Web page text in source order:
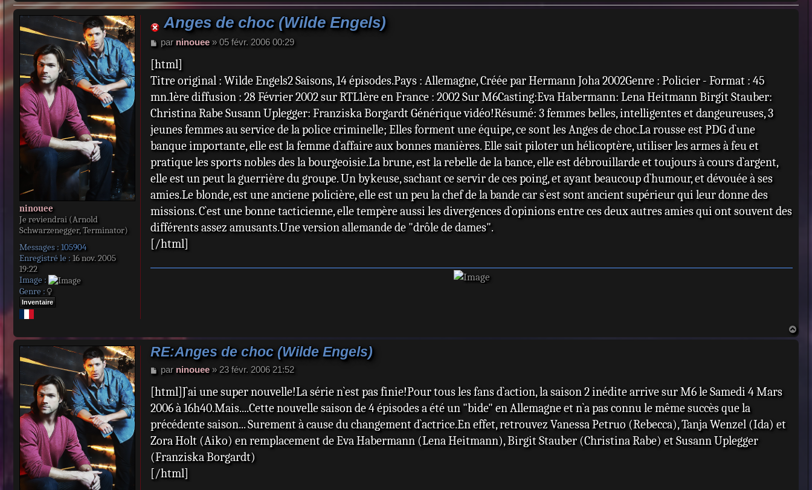
ninouee
Je reviendrai (Arnold
Schwarzenegger, Terminator)
Messages : 105904
Enregistré le : 16 nov. 2005
19:22
Image :
Genre :
Inventaire
Anges de choc (Wilde Engels)
M
s
s
a
g
e
par ninouee» 05 févr. 2006 00:29
[html]
Titre original : Wilde Engels2 Saisons, 14 épisodes.Pays : Allemagne, Créée par Hermann Joha 2002Genre : Policier - Format : 45
mn.1ère diffusion : 28 Février 2002 sur RTL1ère en France : 2002 Sur M6Casting:Eva Habermann: Lena Heitmann Birgit Stauber:
Christina Rabe Susann Uplegger: Franziska Borgardt Générique vidéo!Résumé: 3 femmes belles, intelligentes et dangeureuses, 3
jeunes femmes au service de la police criminelle; Elles forment une équipe, ce sont les Anges de choc.La rousse est PDG d`une
banque importante, elle est la femme d`affaire aux bonnes manières. Elle sait piloter un hélicoptère, utiliser les armes à feu et
pratique les sports nobles des la bourgeoisie.La brune, est la rebelle de la bance, elle est débrouillarde et toujours à cours d`argent,
elle est un peut la guerrière du groupe. Un bykeuse, sachant ce servir de ces poing, et ayant beaucoup d`humour, et dévouée à ses
amies.Le blonde, est une anciene policière, elle est un peu la chef de la bande car s`est sont ancient supérieur qui leur donne des
missions. C`est une bonne tacticienne, elle tempère aussi les divergences d`opinions entre ces deux autres amies qui ont souvent des
différents assez amusants.Une version allemande de "drôle de dames".
[/html]
a
RE:Anges de choc (Wilde Engels)
M
s
s
a
g
par ninouee» 23 févr. 2006 21:52
[html]J`ai une super nouvelle!La série n`est pas finie!Pour tous les fans d`action, la saison 2 inédite arrive sur M6 le Samedi 4 Mars
2006 à 16h40.Mais....Cette nouvelle saison de 4 épisodes a été un "bide" en Allemagne et n`a pas connu le même succès que la
précédente saison... Surement à cause du changement d`actrice.En effet, retrouvez Vanessa Petruo (Rebecca), Tanja Wenzel (Ida) et
Zora Holt (Aiko) en remplacement de Eva Habermann (Lena Heitmann), Birgit Stauber (Christina Rabe) et Susann Uplegger
(Franziska Borgardt)
[/html]